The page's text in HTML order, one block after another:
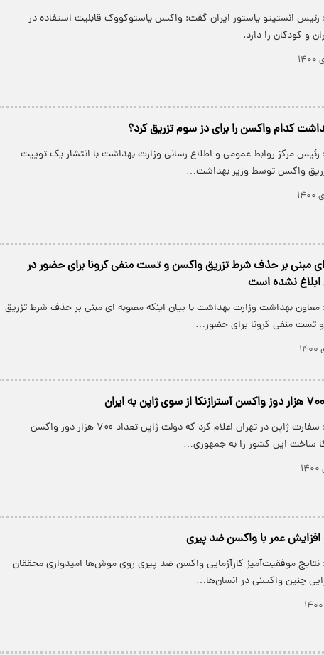
رئیس انستیتو پاستور ایران گفت: واکسن پاستوکووک قابلیت استفاده در
و کودکان را دارد.
کدام واکسن را برای دز سوم تزریق کرد؟
رئیس مرکز روابط عمومی و اطلاع رسانی وزارت بهداشت با انتشار یک توییت
واکسن توسط وزیر بهداشت…
مبنی بر حذف شرط تزریق واکسن و تست منفی کرونا برای حضور در
نشده است
معاون بهداشت وزارت بهداشت با بیان اینکه مصوبه ای مبنی بر حذف شرط تزریق
تست منفی کرونا برای حضور…
پارسینه: سفارت ژاپن در تهران اعلام کرد که دولت ژاپن تعداد ۷۰۰ هزار دوز واکسن
ساخت این کشور را به جمهوری…
افزایش عمر با واکسن ضد پیری
نتایج موفقیت‌آمیز کارآزمایی واکسن ضد پیری روی موش‌ها امیدواری محققان
چنین واکسنی در انسان‌ها…